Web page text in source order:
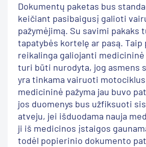
Dokumentų paketas bus
keičiant pasibaigusį galioti
pažymėjimą. Su savimi pakaks
tapatybės kortelę ar pasą. Taip
reikalinga galiojanti medicininė
turi būti nurodyta, jog asmens
yra tinkama vairuoti
medicininė pažyma jau buvo
jos duomenys bus užfiksuoti
atveju, jei išduodama nauja
ji iš medicinos įstaigos
todėl popierinio dokumento